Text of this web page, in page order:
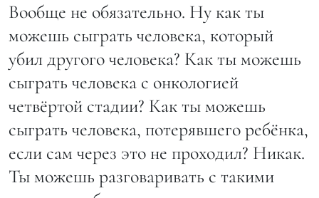
Вообще не обязательно. Ну как ты
можешь сыграть человека, который
убил другого человека? Как ты можешь
сыграть человека с онкологией
четвёртой стадии? Как ты можешь
сыграть человека, потерявшего ребёнка,
если сам через это не проходил? Никак.
Ты можешь разговаривать с такими